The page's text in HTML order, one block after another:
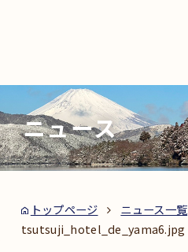
ニュース
トップページ
ニュース一覧
tsutsuji_hotel_de_yama6.jpg